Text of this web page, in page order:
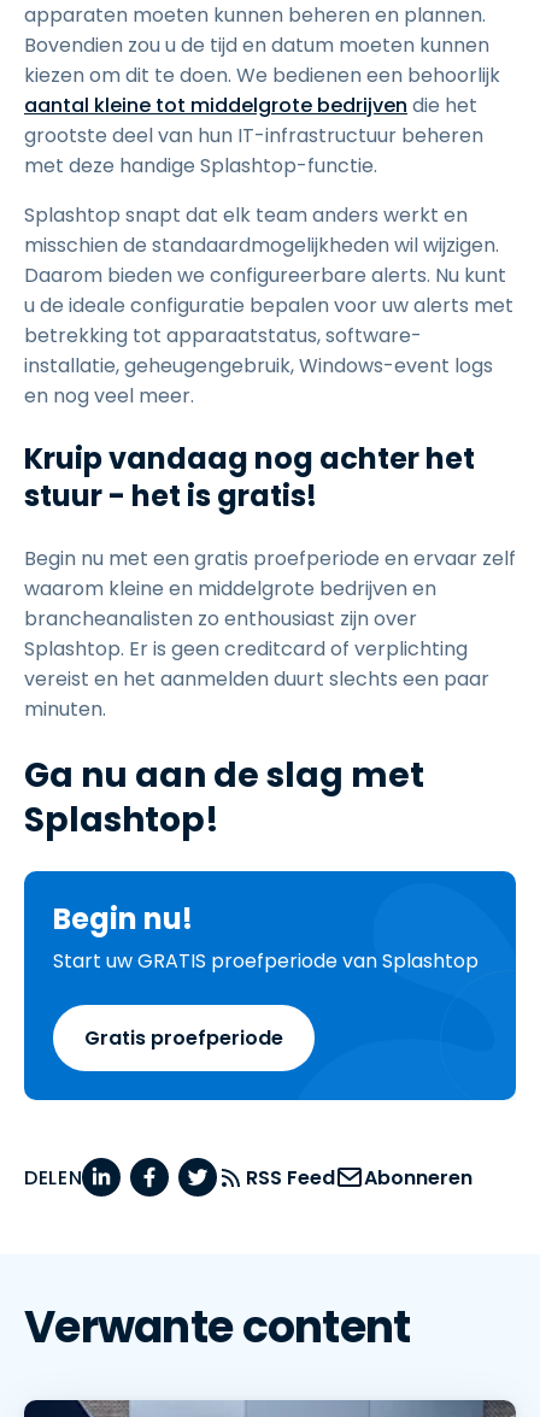
apparaten moeten kunnen beheren en plannen.
Bovendien zou u de tijd en datum moeten kunnen
kiezen om dit te doen. We bedienen een behoorlijk
aantal kleine tot middelgrote bedrijven die het
grootste deel van hun IT-infrastructuur beheren
met deze handige Splashtop-functie.
Splashtop snapt dat elk team anders werkt en
misschien de standaardmogelijkheden wil wijzigen.
Daarom bieden we configureerbare alerts. Nu kunt
u de ideale configuratie bepalen voor uw alerts met
betrekking tot apparaatstatus, software-
installatie, geheugengebruik, Windows-event logs
en nog veel meer.
Kruip vandaag nog achter het
stuur - het is gratis!
Begin nu met een gratis proefperiode en ervaar zelf
waarom kleine en middelgrote bedrijven en
brancheanalisten zo enthousiast zijn over
Splashtop. Er is geen creditcard of verplichting
vereist en het aanmelden duurt slechts een paar
minuten.
Ga nu aan de slag met
Splashtop!
Begin nu!
Start uw GRATIS proefperiode van Splashtop
Gratis proefperiode
DELEN RSS Feed Abonneren
Verwante content